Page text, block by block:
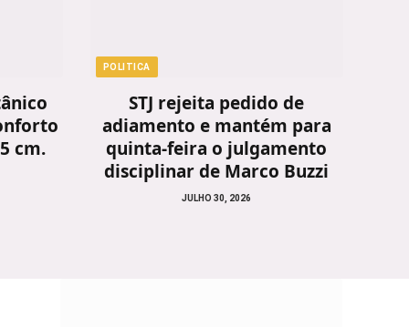
cm.
POLITICA
STJ rejeita pedido de
adiamento e mantém para
quinta-feira o julgamento
disciplinar de Marco Buzzi
JULHO 30, 2026